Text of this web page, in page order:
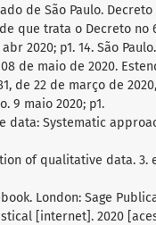
de São Paulo.
que trata o Decreto no
2020; p1. 14. São
de maio de 2020.
de 22 de março de
9 maio 2020; p1.
data: Systematic
of qualitative data. 3.
London: Sage
[internet]. 2020